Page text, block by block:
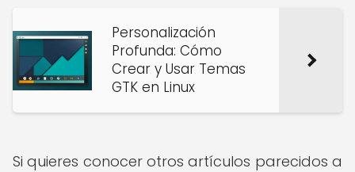
Personalización
Profunda: Cómo
Crear y Usar Temas
GTK en Linux
Si quieres conocer otros artículos parecidos a